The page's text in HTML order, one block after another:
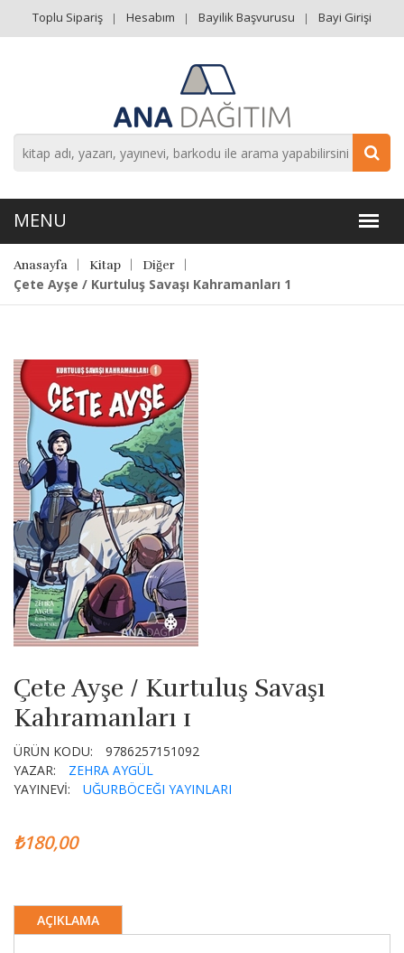
Toplu Sipariş Hesabım Bayilik Başvurusu Bayi Girişi
Anasayfa Kitap Diğer
Çete Ayşe / Kurtuluş Savaşı Kahramanları 1
Çete Ayşe / Kurtuluş Savaşı
Kahramanları 1
ÜRÜN KODU:
9786257151092
YAZAR:
ZEHRA AYGÜL
YAYINEVİ:
UĞURBÖCEĞI YAYINLARI
₺180,00
AÇIKLAMA